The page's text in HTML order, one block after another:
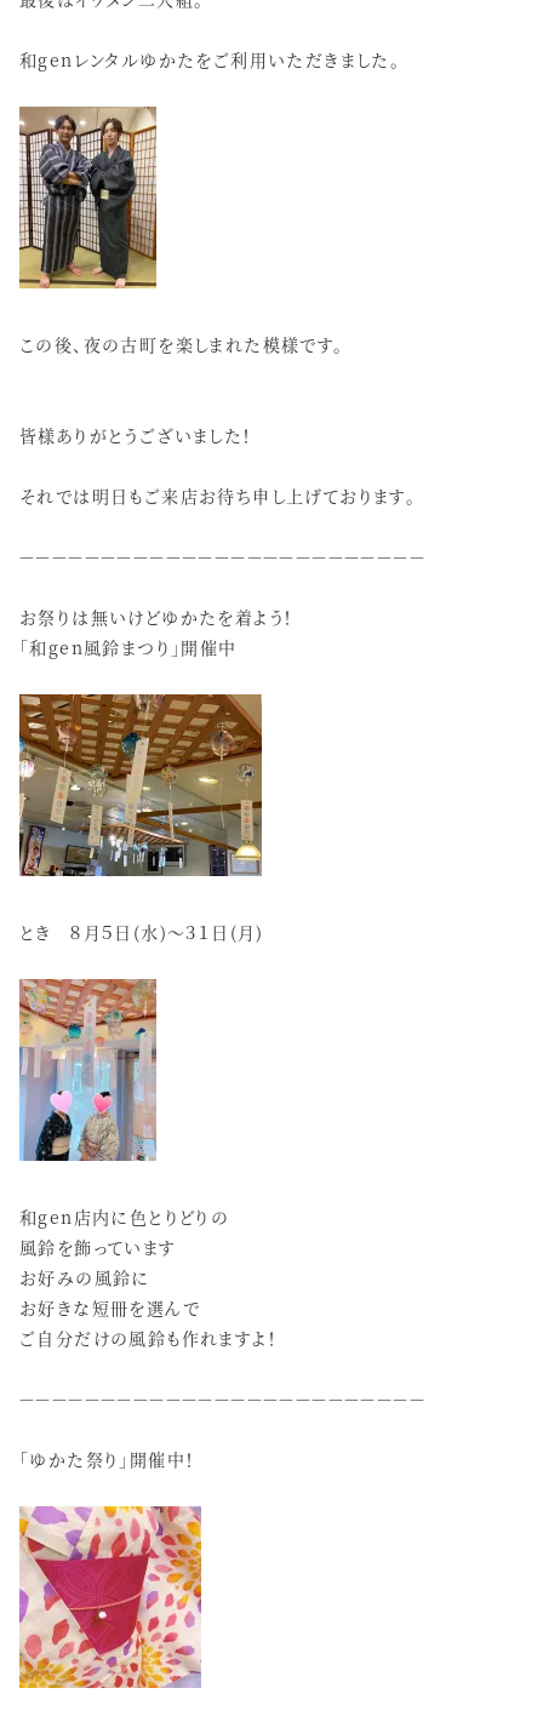
和genレンタルゆかたをご利用いただきました。
この後、夜の古町を楽しまれた模様です。
皆様ありがとうございました！
それでは明日もご来店お待ち申し上げております。
－－－－－－－－－－－－－－－－－－－－－－－－－
お祭りは無いけどゆかたを着よう！
「和gen風鈴まつり」開催中
とき ８月５日(水)～３１日(月)
和gen店内に色とりどりの
風鈴を飾っています
お好みの風鈴に
お好きな短冊を選んで
ご自分だけの風鈴も作れますよ！
－－－－－－－－－－－－－－－－－－－－－－－－－
「ゆかた祭り」開催中！